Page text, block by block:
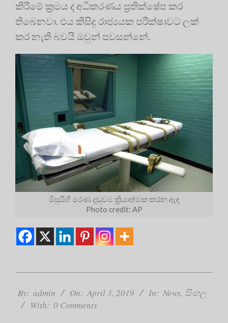
කිරීමේ ක්‍රමය ද අධිකරණය ප්‍රතික්ෂේප කර
තිබෙනවා. එය කිසිදු රාජ්‍යයක පරීක්ෂාවට ලක්
කර නැති බවයි ඔවුන් පවසන්නේ.
මිසුරිහි මරණ දඬුවම ක්‍රියාත්මක කරන ඇඳ
Photo credit: AP
04-
03
By: admin On: April 3, 2019 In: News, සිංහල
With: 0 Comments